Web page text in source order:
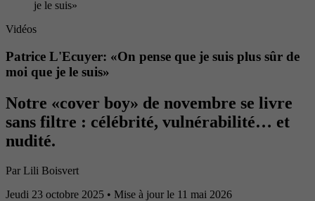
je le suis»
Vidéos
Patrice L'Ecuyer: «On pense que je suis plus sûr de
moi que je le suis»
Notre «cover boy» de novembre se livre
sans filtre : célébrité, vulnérabilité… et
nudité.
Par Lili Boisvert
Jeudi 23 octobre 2025 • Mise à jour le 11 mai 2026